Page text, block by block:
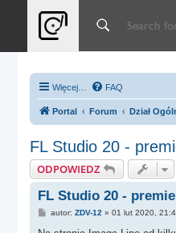
Więcej… FAQ
Portal Forum Dział
FL Studio 20 -
ODPOWIEDZ
FL Studio 20 -
P
s
autor: ZDV-12 » 01 lut 2020,